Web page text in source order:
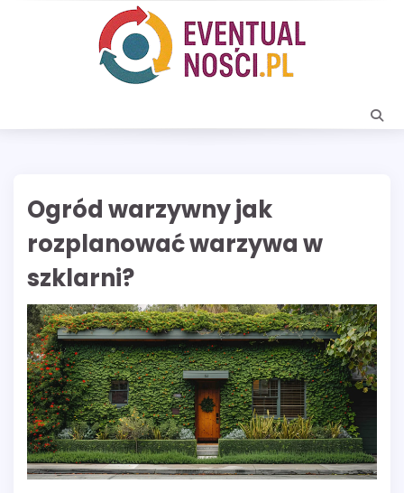
Ogród warzywny jak
rozplanować warzywa w
szklarni?